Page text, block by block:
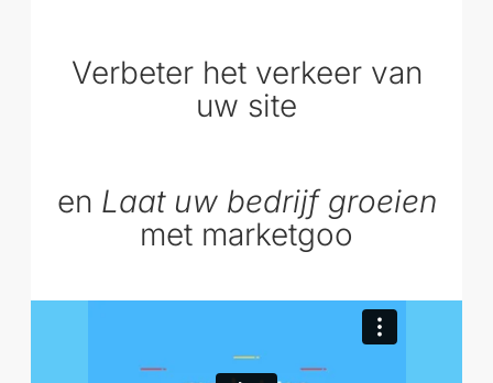
Verbeter het verkeer van
uw site
en Laat uw bedrijf groeien
met marketgoo